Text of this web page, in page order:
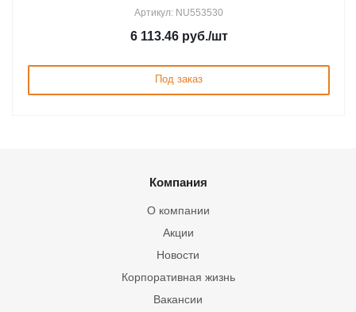
Артикул: NU553530
6 113.46руб./шт
Под заказ
Компания
О компании
Акции
Новости
Корпоративная жизнь
Вакансии